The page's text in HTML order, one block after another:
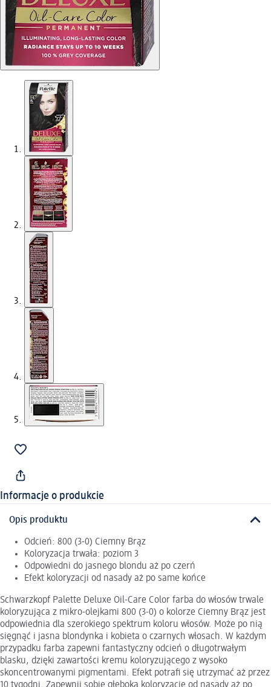
Informacje o produkcie
Opis produktu
Odcień: 800 (3-0) Ciemny Brąz
Koloryzacja trwała: poziom 3
Odpowiedni do jasnego blondu aż po czerń
Efekt koloryzacji od nasady aż po same końce
Schwarzkopf Palette Deluxe Oil-Care Color farba do włosów trwale
koloryzująca z mikro-olejkami 800 (3-0) o kolorze Ciemny Brąz jest
odpowiednia dla szerokiego spektrum koloru włosów. Może po nią
sięgnąć i jasna blondynka i kobieta o czarnych włosach. W każdym
przypadku farba zapewni fantastyczny odcień o długotrwałym
blasku, dzięki zawartości kremu koloryzującego z wysoko
skoncentrowanymi pigmentami. Efekt potrafi się utrzymać aż przez
10 tygodni. Zapewnij sobie głęboką koloryzację od nasady aż po